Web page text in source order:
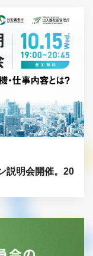
説明会開催。20